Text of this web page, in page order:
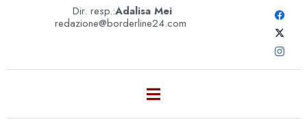
Dir. resp.:Adalisa Mei
redazione@borderline24.com